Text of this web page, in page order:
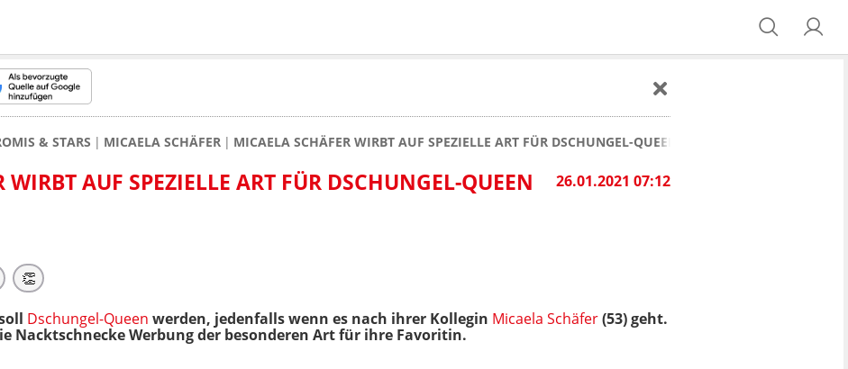
& STARS MICAELA SCHÄFER MICAELA SCHÄFER WIRBT AUF SPEZIELLE ART FÜR DSCHUNGEL-QUEEN DJAMILA ROWE
26.01.2021 07:12
WIRBT AUF SPEZIELLE ART FÜR DSCHUNGEL-QUEEN
👏
Dschungel-Queen werden, jedenfalls wenn es nach ihrer Kollegin Micaela Schäfer(53) geht.
Nacktschnecke Werbung der besonderen Art für ihre Favoritin.